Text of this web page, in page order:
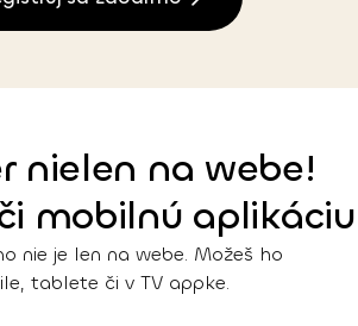
nielen na webe!
mobilnú aplikáciu
nie je len na webe. Možeš ho
tablete či v TV appke.